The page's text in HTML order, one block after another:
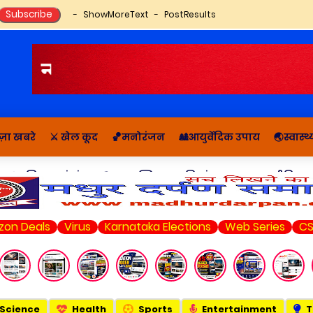
ShowMoreText PostResults
खबरे ⚔️ खेल कूद 🏀मनोरंजन 🎎आयुर्वेदिक उपाय
🔬राशिफल, पंचांग 📚आध्यात्मिक कहानियां व ज्ञान राजनीति
Virus Karnataka Elections Web Series CSK vs LSG
Science Health Sports Entertainment